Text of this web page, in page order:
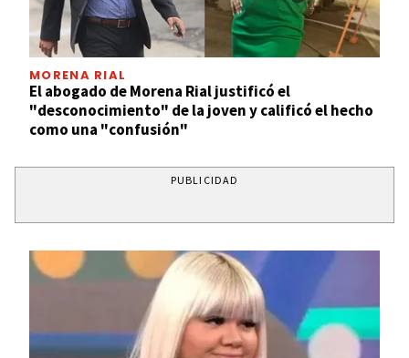
MORENA RIAL
El abogado de Morena Rial justificó el
"desconocimiento" de la joven y calificó el hecho
como una "confusión"
PUBLICIDAD